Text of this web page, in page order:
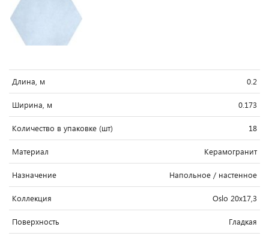
Длина, м 0.2
Ширина, м 0.173
Количество в упаковке (шт) 18
Материал Керамогранит
Назначение Напольное / настенное
Коллекция Oslo 20x17,3
Поверхность Гладкая